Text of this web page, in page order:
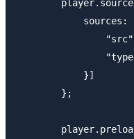
player.source
sources:
            }]
        };